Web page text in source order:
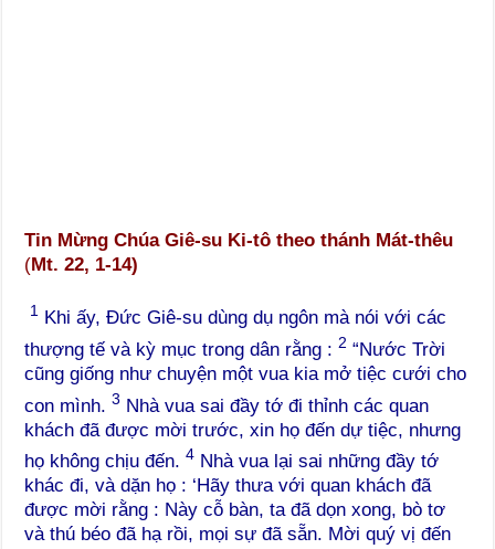
Tin Mừng Chúa Giê-su Ki-tô theo thánh Mát-thêu
(Mt. 22, 1-14)
1 Khi ấy, Đức Giê-su dùng dụ ngôn mà nói với các
thượng tế và kỳ mục trong dân rằng :2 “Nước Trời
cũng giống như chuyện một vua kia mở tiệc cưới cho
con mình.3 Nhà vua sai đầy tớ đi thỉnh các quan
khách đã được mời trước, xin họ đến dự tiệc, nhưng
họ không chịu đến.4 Nhà vua lại sai những đầy tớ
khác đi, và dặn họ : ‘Hãy thưa với quan khách đã
được mời rằng : Này cỗ bàn, ta đã dọn xong, bò tơ
và thú béo đã hạ rồi, mọi sự đã sẵn. Mời quý vị đến